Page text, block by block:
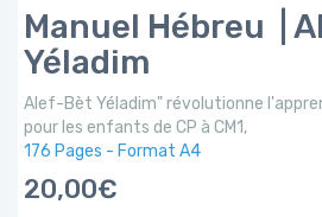
Manuel Hébreu |
Yéladim
Alef-Bèt Yéladim" révolutionne
pour les enfants de CP à CM1,
176 Pages - Format A4
20,00€